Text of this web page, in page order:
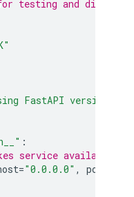
testing and
FastAPI version: "
:
service available to
="0.0.0.0" , port